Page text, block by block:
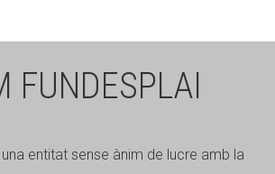
FUNDESPLAI
una entitat sense ànim de lucre amb la